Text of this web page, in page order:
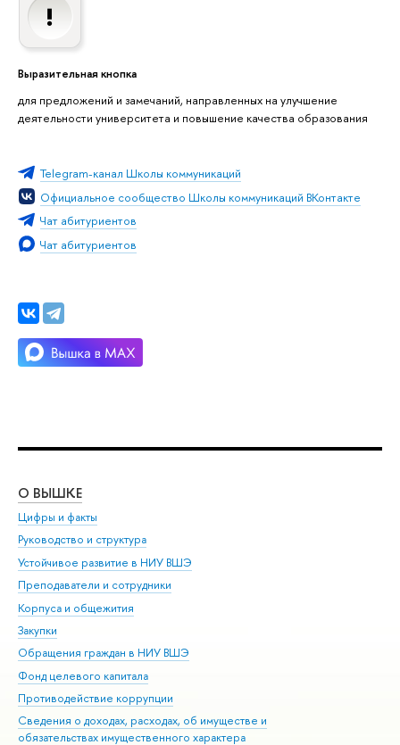
Выразительная кнопка
для предложений и замечаний, направленных на улучшение
деятельности университета и повышение качества образования
Telegram-канал Школы коммуникаций
Официальное сообщество Школы коммуникаций ВКонтакте
Чат абитуриентов
Чат абитуриентов
О ВЫШКЕ
Цифры и факты
Руководство и структура
Устойчивое развитие в НИУ ВШЭ
Преподаватели и сотрудники
Корпуса и общежития
Закупки
Обращения граждан в НИУ ВШЭ
Фонд целевого капитала
Противодействие коррупции
Сведения о доходах, расходах, об имуществе и
обязательствах имущественного характера